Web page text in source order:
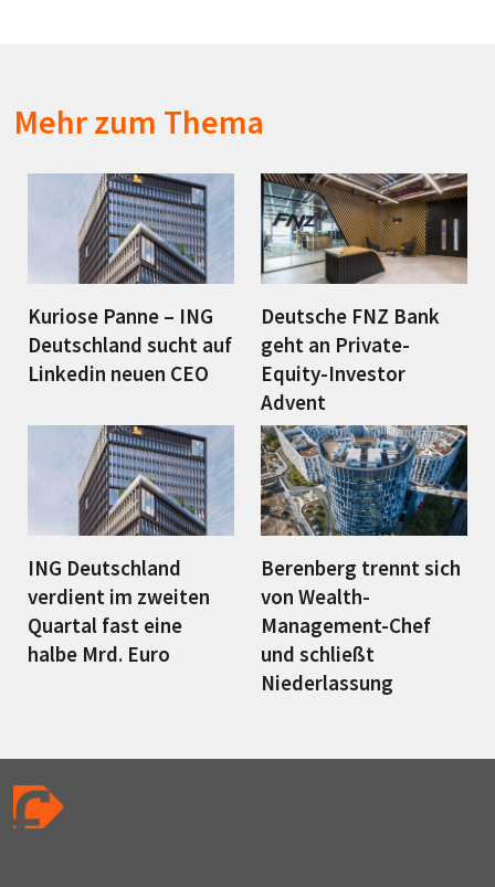
Mehr zum Thema
Kuriose Panne – ING
Deutschland sucht auf
Linkedin neuen CEO
Deutsche FNZ Bank
geht an Private-
Equity-Investor
Advent
ING Deutschland
verdient im zweiten
Quartal fast eine
halbe Mrd. Euro
Berenberg trennt sich
von Wealth-
Management-Chef
und schließt
Niederlassung